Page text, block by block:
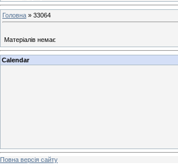
Головна » 33064
Матеріалів немає
Calendar
Повна версія сайту